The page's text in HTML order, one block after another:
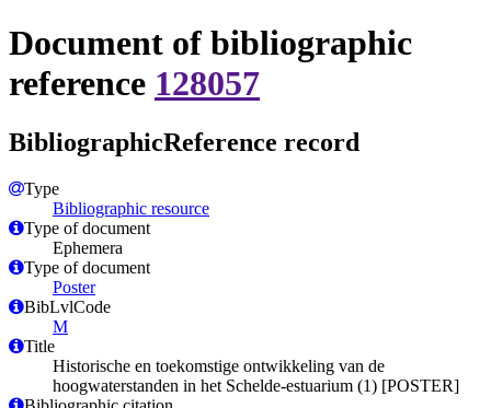
Document of bibliographic
reference 128057
BibliographicReference record
Type
Bibliographic resource
Type of document
Ephemera
Type of document
Poster
BibLvlCode
M
Title
Historische en toekomstige ontwikkeling van de
hoogwaterstanden in het Schelde-estuarium (1) [POSTER]